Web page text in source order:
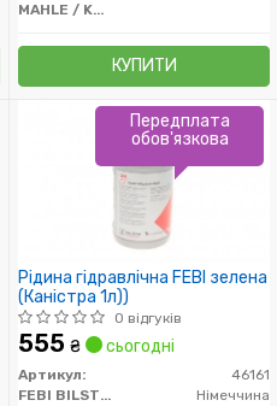
MAHLE / KNECHT
КУПИТИ
Рідина гідравлічна FEBI зелена
(Каністра 1л))
0 відгуків
555 ₴ сьогодні
Артикул:
46161
FEBI BILSTEIN
Німеччина
Передплата
обов'язкова